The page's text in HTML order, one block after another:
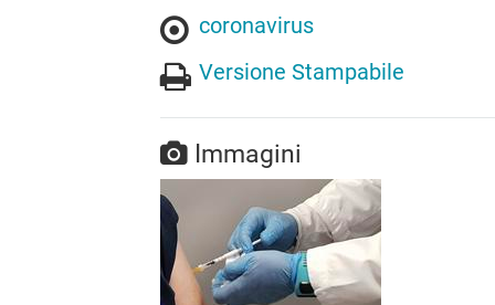
coronavirus
Versione Stampabile
Immagini